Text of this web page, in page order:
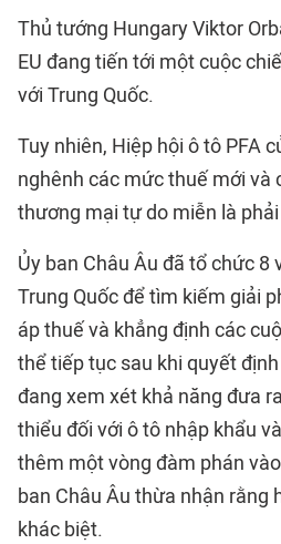
Thủ tướng Hungary Viktor
EU đang tiến tới một cuộc
với Trung Quốc.
Tuy nhiên, Hiệp hội ô tô PFA
nghênh các mức thuế mới và
thương mại tự do miễn là
Ủy ban Châu Âu đã tổ chức 8
Trung Quốc để tìm kiếm giải
áp thuế và khẳng định các
thể tiếp tục sau khi quyết
đang xem xét khả năng đưa
thiểu đối với ô tô nhập khẩu
thêm một vòng đàm phán
ban Châu Âu thừa nhận rằng
khác biệt.